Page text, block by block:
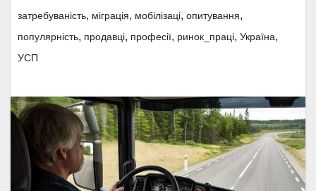
затребуваність, міграція, мобілізаці, опитування,
популярність, продавці, професії, ринок_праці, Україна,
УСП